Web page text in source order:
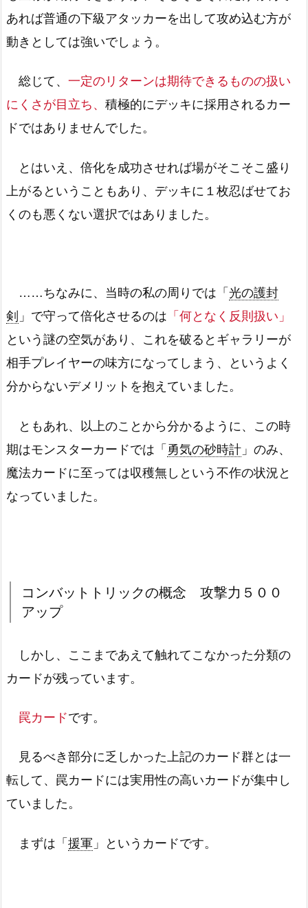
あれば普通の下級アタッカーを出して攻め込む方が
動きとしては強いでしょう。
総じて、 一定のリターンは期待できるものの扱い
にくさが目立ち、 積極的にデッキに採用されるカー
ドではありませんでした。
とはいえ、倍化を成功させれば場がそこそこ盛り
上がるということもあり、デッキに１枚忍ばせてお
くのも悪くない選択ではありました。
……ちなみに、当時の私の周りでは「 光の護封
剣 」で守って倍化させるのは 「何となく反則扱い」
という謎の空気があり、これを破るとギャラリーが
相手プレイヤーの味方になってしまう、というよく
分からないデメリットを抱えていました。
ともあれ、以上のことから分かるように、この時
期はモンスターカードでは「 勇気の砂時計 」のみ、
魔法カードに至っては収穫無しという不作の状況と
なっていました。
コンバットトリックの概念 攻撃力５００
アップ
しかし、ここまであえて触れてこなかった分類の
カードが残っています。
罠カードです。
見るべき部分に乏しかった上記のカード群とは一
転して、罠カードには実用性の高いカードが集中し
ていました。
まずは「 援軍 」というカードです。